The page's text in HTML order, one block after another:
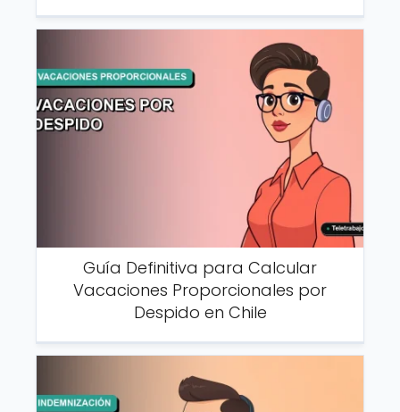
Guía Definitiva para Calcular
Vacaciones Proporcionales por
Despido en Chile